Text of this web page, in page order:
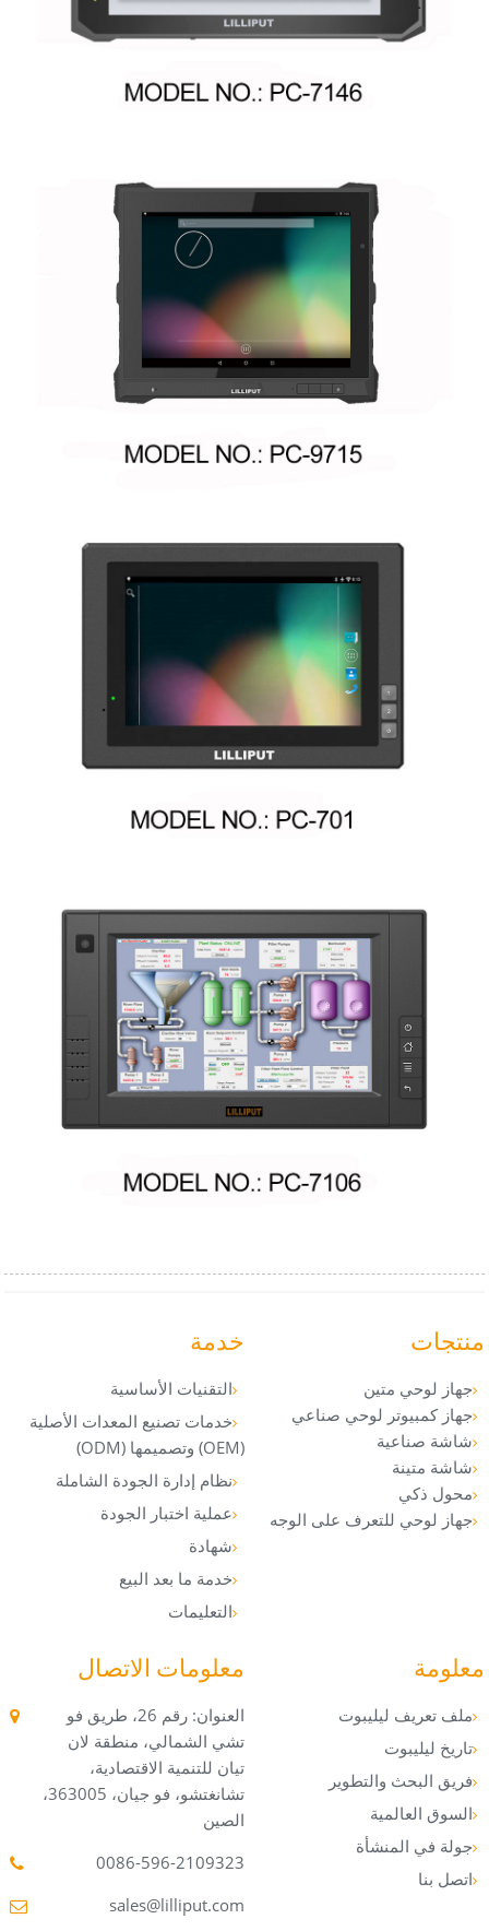
منتجات
جهاز لوحي متين
جهاز كمبيوتر لوحي صناعي
شاشة صناعية
شاشة متينة
محول ذكي
جهاز لوحي للتعرف على الوجه
خدمة
التقنيات الأساسية
خدمات تصنيع المعدات الأصلية
(OEM) وتصميمها (ODM)
نظام إدارة الجودة الشاملة
عملية اختبار الجودة
شهادة
خدمة ما بعد البيع
التعليمات
معلومة
ملف تعريف ليليبوت
تاريخ ليليبوت
فريق البحث والتطوير
السوق العالمية
جولة في المنشأة
اتصل بنا
معلومات الاتصال
العنوان: رقم 26، طريق فو
تشي الشمالي، منطقة لان
تيان للتنمية الاقتصادية،
تشانغتشو، فو جيان، 363005،
الصين
0086-596-2109323
sales@lilliput.com